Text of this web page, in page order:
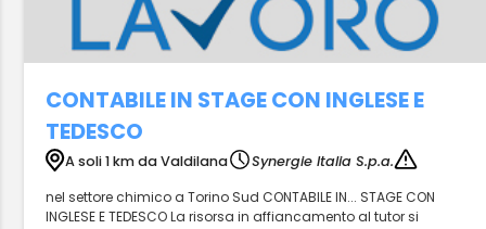
CONTABILE IN STAGE CON INGLESE E
TEDESCO
A soli 1 km da Valdilana
Synergie Italia S.p.a.
nel settore chimico a Torino Sud CONTABILE IN... STAGE CON
INGLESE E TEDESCO La risorsa in affiancamento al tutor si